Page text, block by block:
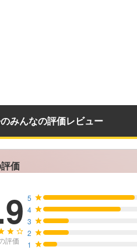
みんなの評価レビュー
価
評価
5
4
3
2
1